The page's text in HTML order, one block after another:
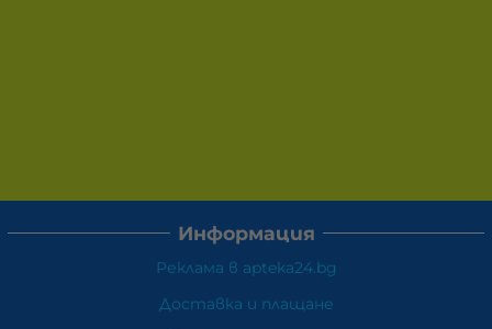
Информация
Реклама в apteka24.bg
Доставка и плащане